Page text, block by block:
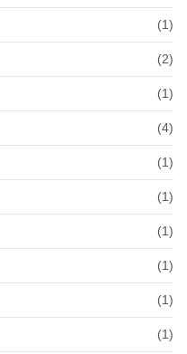
(1)
(2)
(1)
(4)
(1)
(1)
(1)
(1)
(1)
(1)